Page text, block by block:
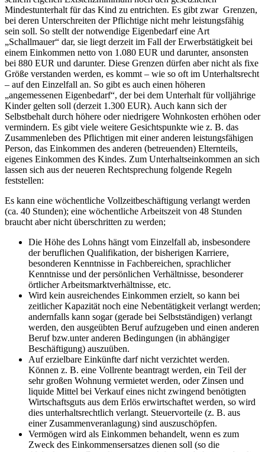
Mindestunterhalt für das Kind zu entrichten. Es gibt zwar Grenzen,
bei deren Unterschreiten der Pflichtige nicht mehr leistungsfähig
sein soll. So stellt der notwendige Eigenbedarf eine Art
„Schallmauer“ dar, sie liegt derzeit im Fall der Erwerbstätigkeit bei
einem Einkommen netto von 1.080 EUR und darunter, ansonsten
bei 880 EUR und darunter. Diese Grenzen dürfen aber nicht als fixe
Größe verstanden werden, es kommt – wie so oft im Unterhaltsrecht
– auf den Einzelfall an. So gibt es auch einen höheren
„angemessenen Eigenbedarf“, der bei dem Unterhalt für volljährige
Kinder gelten soll (derzeit 1.300 EUR). Auch kann sich der
Selbstbehalt durch höhere oder niedrigere Wohnkosten erhöhen oder
vermindern. Es gibt viele weitere Gesichtspunkte wie z. B. das
Zusammenleben des Pflichtigen mit einer anderen leistungsfähigen
Person, das Einkommen des anderen (betreuenden) Elternteils,
eigenes Einkommen des Kindes. Zum Unterhaltseinkommen an sich
lassen sich aus der neueren Rechtsprechung folgende Regeln
feststellen:
Es kann eine wöchentliche Vollzeitbeschäftigung verlangt werden
(ca. 40 Stunden); eine wöchentliche Arbeitszeit von 48 Stunden
braucht aber nicht überschritten zu werden;
Die Höhe des Lohns hängt vom Einzelfall ab, insbesondere
der beruflichen Qualifikation, der bisherigen Karriere,
besonderen Kenntnisse in Fachbereichen, sprachlicher
Kenntnisse und der persönlichen Verhältnisse, besonderer
örtlicher Arbeitsmarktverhältnisse, etc.
Wird kein ausreichendes Einkommen erzielt, so kann bei
zeitlicher Kapazität noch eine Nebentätigkeit verlangt werden;
andernfalls kann sogar (gerade bei Selbstständigen) verlangt
werden, den ausgeübten Beruf aufzugeben und einen anderen
Beruf bzw.unter anderen Bedingungen (in abhängiger
Beschäftigung) auszuüben.
Auf erzielbare Einkünfte darf nicht verzichtet werden.
Können z. B. eine Vollrente beantragt werden, ein Teil der
sehr großen Wohnung vermietet werden, oder Zinsen und
liquide Mittel bei Verkauf eines nicht zwingend benötigten
Wirtschaftsguts aus dem Erlös erwirtschaftet werden, so wird
dies unterhaltsrechtlich verlangt. Steuervorteile (z. B. aus
einer Zusammenveranlagung) sind auszuschöpfen.
Vermögen wird als Einkommen behandelt, wenn es zum
Zweck des Einkommensersatzes dienen soll (so die